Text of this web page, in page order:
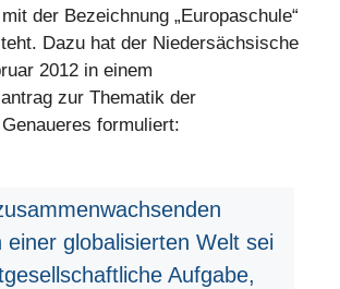
der Bezeichnung „Europaschule“
Dazu hat der Niedersächsische
2012 in einem
zur Thematik der
formuliert:
einer globalisierten Welt sei
Aufgabe,